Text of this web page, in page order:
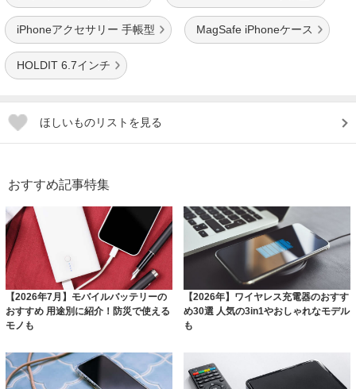
iPhoneアクセサリー 手帳型 MagSafe iPhoneケース
HOLDIT 6.7インチ
ほしいものリストを見る
おすすめ記事特集
【2026年7月】モバイルバッテリーの
おすすめ 用途別に紹介！防災で使える
モノも
【2026年】ワイヤレス充電器のおすす
め30選 人気の3in1やおしゃれなモデル
も